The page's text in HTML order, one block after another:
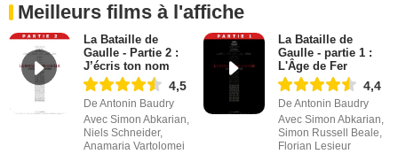
Meilleurs films à l'affiche
La Bataille de
Gaulle - Partie 2 :
J’écris ton nom
4,5
De Antonin Baudry
Avec Simon Abkarian,
Niels Schneider,
Anamaria Vartolomei
La Bataille de
Gaulle - partie 1 :
L'Âge de Fer
4,4
De Antonin Baudry
Avec Simon Abkarian,
Simon Russell Beale,
Florian Lesieur